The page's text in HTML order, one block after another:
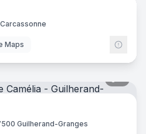
Maps
Guilherand-Granges